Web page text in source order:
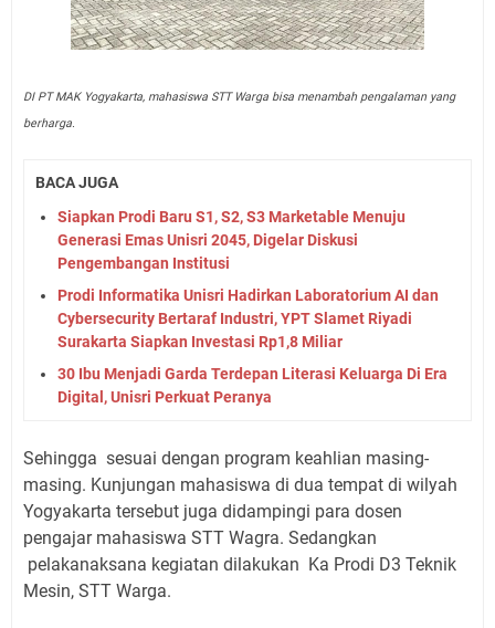
DI PT MAK Yogyakarta, mahasiswa STT Warga bisa menambah pengalaman yang
berharga.
BACA JUGA
Siapkan Prodi Baru S1, S2, S3 Marketable Menuju
Generasi Emas Unisri 2045, Digelar Diskusi
Pengembangan Institusi
Prodi Informatika Unisri Hadirkan Laboratorium AI dan
Cybersecurity Bertaraf Industri, YPT Slamet Riyadi
Surakarta Siapkan Investasi Rp1,8 Miliar
30 Ibu Menjadi Garda Terdepan Literasi Keluarga Di Era
Digital, Unisri Perkuat Peranya
Sehingga sesuai dengan program keahlian masing-
masing. Kunjungan mahasiswa di dua tempat di wilyah
Yogyakarta tersebut juga didampingi para dosen
pengajar mahasiswa STT Wagra. Sedangkan
pelakanaksana kegiatan dilakukan Ka Prodi D3 Teknik
Mesin, STT Warga.